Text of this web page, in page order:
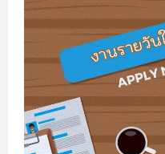
มี
พื้น
ฐาน
ความ
รู้
ทาง
ด้าน
สาย
อาชีพ